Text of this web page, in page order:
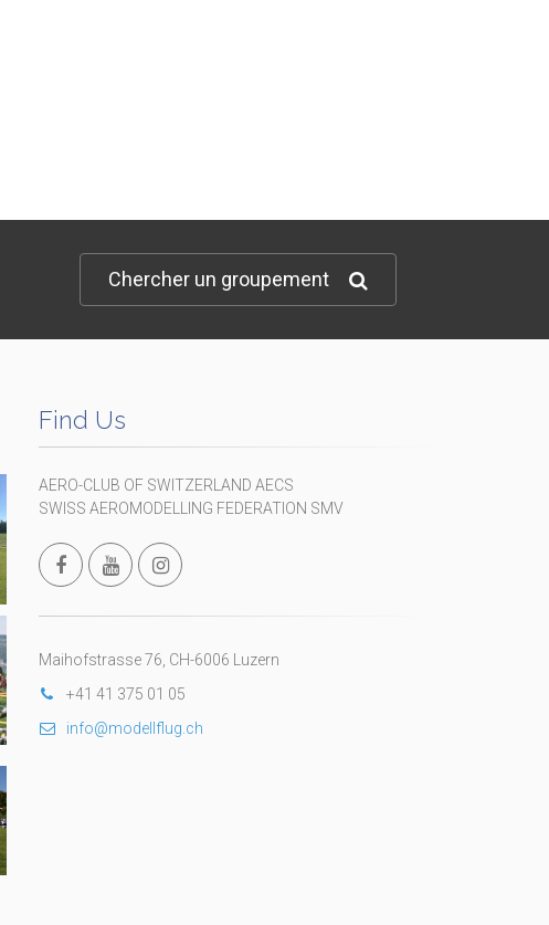
Chercher un groupement
Find Us
AERO-CLUB OF SWITZERLAND AECS
SWISS AEROMODELLING FEDERATION SMV
Maihofstrasse 76, CH-6006 Luzern
+41 41 375 01 05
info@modellflug.ch